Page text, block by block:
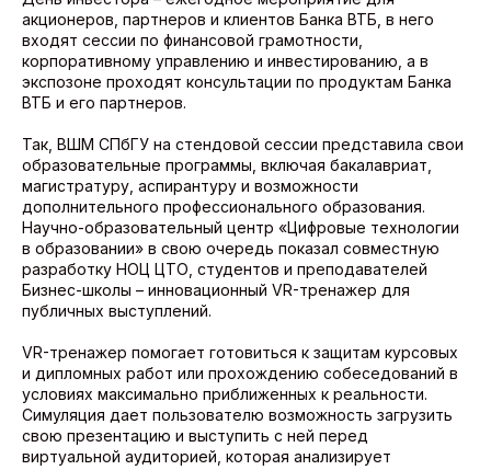
акционеров, партнеров и клиентов Банка ВТБ, в него
входят сессии по финансовой грамотности,
корпоративному управлению и инвестированию, а в
экспозоне проходят консультации по продуктам Банка
ВТБ и его партнеров.
Так, ВШМ СПбГУ на стендовой сессии представила свои
образовательные программы, включая бакалавриат,
магистратуру, аспирантуру и возможности
дополнительного профессионального образования.
Научно-образовательный центр «Цифровые технологии
в образовании» в свою очередь показал совместную
разработку НОЦ ЦТО, студентов и преподавателей
Бизнес-школы – инновационный VR-тренажер для
публичных выступлений.
VR-тренажер помогает готовиться к защитам курсовых
и дипломных работ или прохождению собеседований в
условиях максимально приближенных к реальности.
Симуляция дает пользователю возможность загрузить
свою презентацию и выступить с ней перед
виртуальной аудиторией, которая анализирует